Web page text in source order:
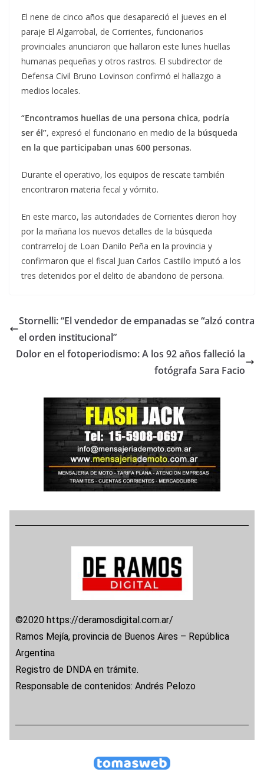
El nene de cinco años que desapareció el jueves en el
paraje El Algarrobal, de Corrientes, funcionarios
provinciales anunciaron que hallaron este lunes huellas
humanas pequeñas y otros rastros. El subdirector de
Defensa Civil Bruno Lovinson confirmó el hallazgo a
medios locales.
“Encontramos huellas de una persona chica, podría
ser él”, expresó el funcionario en medio de la búsqueda
en la que participaban unas 600 personas.
Durante el operativo, los equipos de rescate también
encontraron materia fecal y vómito.
En este marco, las autoridades de Corrientes dieron hoy
por la mañana los nuevos detalles de la búsqueda
contrarreloj de Loan Danilo Peña en la provincia y
confirmaron que el fiscal Juan Carlos Castillo imputó a los
tres detenidos por el delito de abandono de persona.
Stornelli: “El vendedor de empanadas se “alzó contra
el orden institucional”
Dolor en el fotoperiodismo: A los 92 años falleció la
fotógrafa Sara Facio
©2020 https://deramosdigital.com.ar/
Ramos Mejía, provincia de Buenos Aires – República
Argentina
Registro de DNDA en trámite.
Responsable de contenidos: Andrés Pelozo